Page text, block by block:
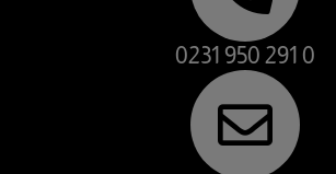
0231 950 291 0